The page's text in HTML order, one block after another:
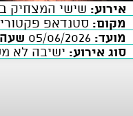
אירוע: שישי המצחיק
מקום: סטנדאפ
מועד:
סוג אירוע: ישיבה לא